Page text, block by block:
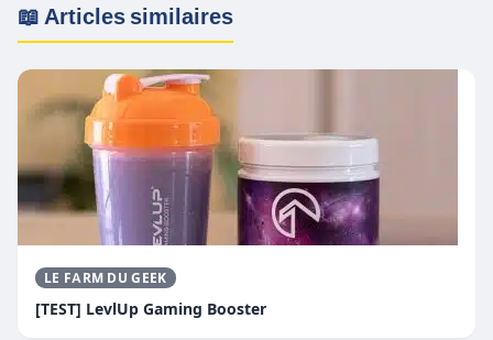
📖 Articles similaires
LE FARM DU GEEK
[TEST] LevlUp Gaming Booster